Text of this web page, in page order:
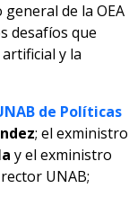
de la OEA
desafíos que
y la
de Políticas
; el exministro
y el exministro
UNAB;